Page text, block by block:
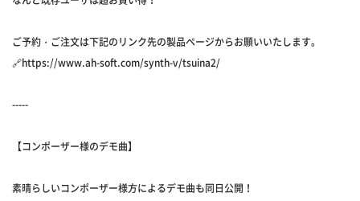
ご予約・ご注文は下記のリンク先の製品ページからお願いいたします。
🔗https://www.ah-soft.com/synth-v/tsuina2/
-----
【コンポーザー様のデモ曲】
素晴らしいコンポーザー様方によるデモ曲も同日公開！